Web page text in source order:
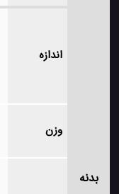
بدنه
اندازه
وزن